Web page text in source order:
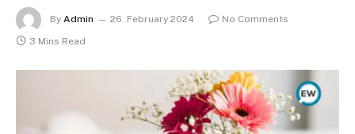
By Admin 26. February 2024
No Comments
3 Mins Read